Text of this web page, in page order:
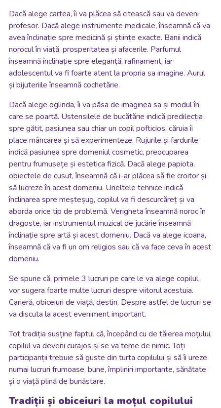
Dacă alege cartea, îi va plăcea să citească sau va deveni
profesor. Dacă alege instrumente medicale, înseamnă că va
avea înclinație spre medicină și științe exacte. Banii indică
norocul în viață, prosperitatea și afacerile. Parfumul
înseamnă înclinație spre eleganță, rafinament, iar
adolescentul va fi foarte atent la propria sa imagine. Aurul
și bijuteriile înseamnă cochetărie.
Dacă alege oglinda, îi va păsa de imaginea sa și modul în
care se poartă. Ustensilele de bucătărie indică predilecția
spre gătit, pasiunea sau chiar un copil pofticios, căruia îi
place mâncarea și să experimenteze. Rujurile și fardurile
indică pasiunea spre domeniul cosmetic, preocuparea
pentru frumusețe și estetica fizică. Dacă alege papiota,
obiectele de cusut, înseamnă că i-ar plăcea să fie croitor și
să lucreze în acest domeniu. Uneltele tehnice indică
înclinarea spre meșteșug, copilul va fi descurcăreț și va
aborda orice tip de problemă. Verigheta înseamnă noroc în
dragoste, iar instrumentul muzical de jucărie înseamnă
înclinație spre artă și acest domeniu. Dacă va alege icoana,
înseamnă că va fi un om religios sau că va face ceva în acest
domeniu.
Se spune că, primele 3 lucruri pe care le va alege copilul,
vor sugera foarte multe lucruri despre viitorul acestuia.
Carieră, obiceiuri de viață, destin. Despre astfel de lucruri se
va discuta la acest eveniment important.
Tot tradiția susține faptul că, începând cu de tăierea moțului,
copilul va deveni curajos și se va teme de nimic. Toți
participanții trebuie să guste din turta copilului și să îi ureze
numai lucruri frumoase, bune, împliniri importante, sănătate
și o viață plină de bunăstare.
Tradiții și obiceiuri la moțul copilului